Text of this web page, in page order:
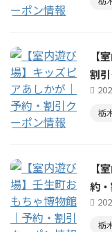
【
割
栃
【
約
栃